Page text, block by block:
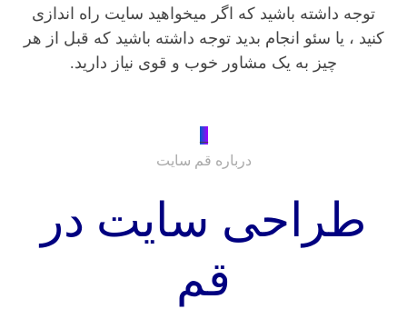
توجه داشته باشید که اگر میخواهید سایت راه اندازی
کنید ، یا سئو انجام بدید توجه داشته باشید که قبل از هر
چیز به یک مشاور خوب و قوی نیاز دارید.
درباره قم سایت
طراحی سایت در
قم